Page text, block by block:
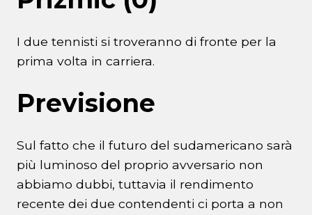
I due tennisti si troveranno di fronte per la
prima volta in carriera.
Previsione
Sul fatto che il futuro del sudamericano sarà
più luminoso del proprio avversario non
abbiamo dubbi, tuttavia il rendimento
recente dei due contendenti ci porta a non